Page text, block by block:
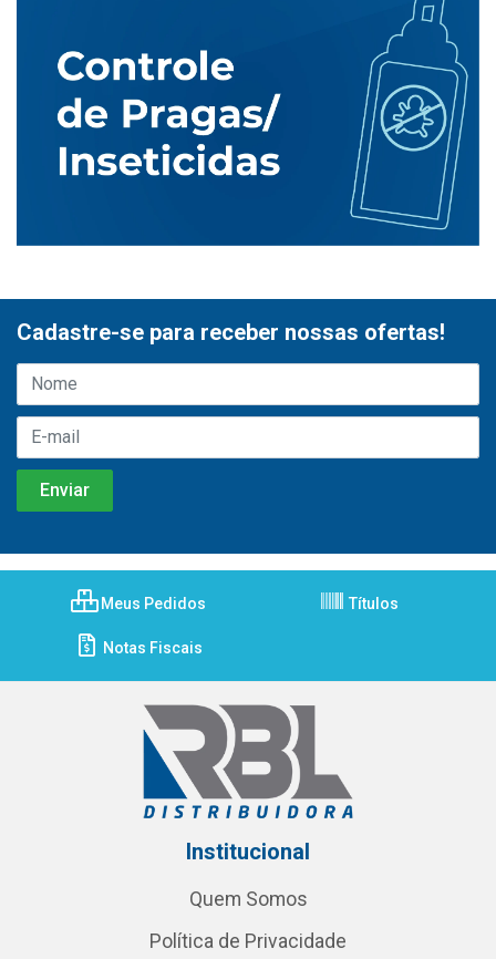
Cadastre-se para receber nossas ofertas!
Meus Pedidos Títulos
Notas Fiscais
Institucional
Quem Somos
Política de Privacidade